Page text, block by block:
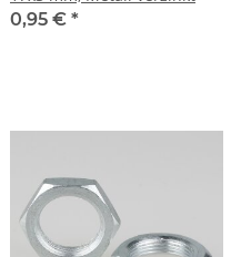
0,95 € *